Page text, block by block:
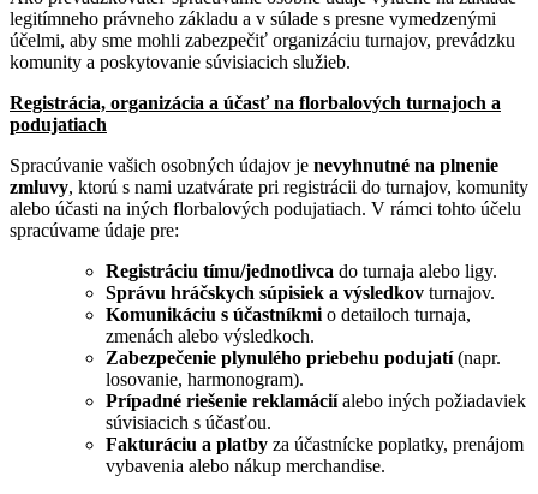
legitímneho právneho základu a v súlade s presne vymedzenými
účelmi, aby sme mohli zabezpečiť organizáciu turnajov, prevádzku
komunity a poskytovanie súvisiacich služieb.
Registrácia, organizácia a účasť na florbalových turnajoch a
podujatiach
Spracúvanie vašich osobných údajov je nevyhnutné na plnenie
zmluvy, ktorú s nami uzatvárate pri registrácii do turnajov, komunity
alebo účasti na iných florbalových podujatiach. V rámci tohto účelu
spracúvame údaje pre:
Registráciu tímu/jednotlivca do turnaja alebo ligy.
Správu hráčskych súpisiek a výsledkov turnajov.
Komunikáciu s účastníkmi o detailoch turnaja,
zmenách alebo výsledkoch.
Zabezpečenie plynulého priebehu podujatí(napr.
losovanie, harmonogram).
Prípadné riešenie reklamáciíalebo iných požiadaviek
súvisiacich s účasťou.
Fakturáciu a platby za účastnícke poplatky, prenájom
vybavenia alebo nákup merchandise.